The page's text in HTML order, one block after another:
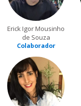
Erick Igor Mousinho
de Souza
Colaborador